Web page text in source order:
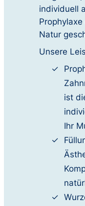
individuell
Natur
Unsere
ist
Ihr